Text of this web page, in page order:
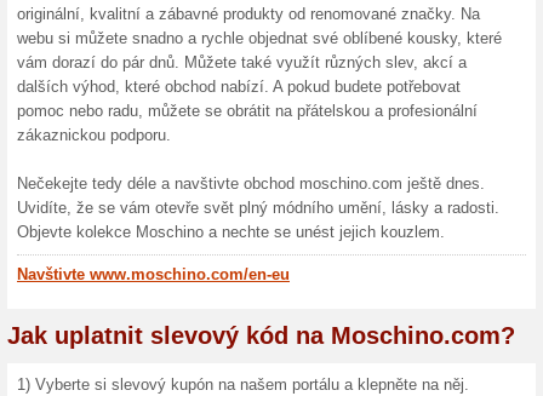
Nakupování na
Moschino.com: Objevte
Pokud máte rádi
značky Moschino pro